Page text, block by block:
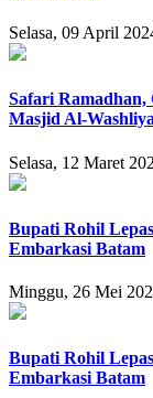
Selasa, 09 April
Safari
Masjid Al-
Selasa, 12 Maret
Bupati Rohil
Embarkasi Batam
Minggu, 26 Mei
Bupati Rohil
Embarkasi Batam